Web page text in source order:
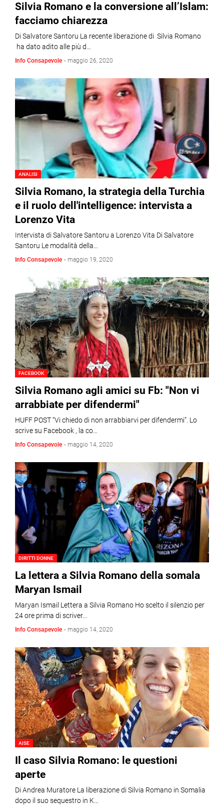
Silvia Romano e la conversione all’Islam:
facciamo chiarezza
Di Salvatore Santoru La recente liberazione di Silvia Romano
ha dato adito alle più d…
Info Consapevole - maggio 26, 2020
ANALISI
Silvia Romano, la strategia della Turchia
e il ruolo dell'intelligence: intervista a
Lorenzo Vita
Intervista di Salvatore Santoru a Lorenzo Vita Di Salvatore
Santoru Le modalità della…
Info Consapevole - maggio 19, 2020
FACEBOOK
Silvia Romano agli amici su Fb: "Non vi
arrabbiate per difendermi"
HUFF POST “Vi chiedo di non arrabbiarvi per difendermi”. Lo
scrive su Facebook , la co…
Info Consapevole - maggio 14, 2020
DIRITTI DONNE
La lettera a Silvia Romano della somala
Maryan Ismail
Maryan Ismail Lettera a Silvia Romano Ho scelto il silenzio per
24 ore prima di scriver…
Info Consapevole - maggio 14, 2020
AISE
Il caso Silvia Romano: le questioni
aperte
Di Andrea Muratore La liberazione di Silvia Romano in Somalia
dopo il suo sequestro in K…